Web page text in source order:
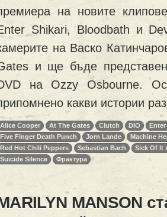
на новите
Shikari, Bloodbath и
на Васко
и ще бъде
на Ozzy Osbourne.
какви истории
Alice Cooper At The Gates Clutch DIO
Five Finger Death Punch
Jorn Lande
Machine
Red Hot Chili Peppers
Sebastian Bach
Sick Of It
Suicide Silence
Фрактура
MANSON